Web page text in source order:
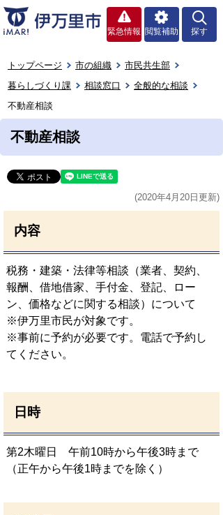
緊急情報 閲覧補助 探す
トップページ 市の組織
市民共生部
暮らしづくり課
相談窓口
全般的な相談
不動産相談
不動産相談
(2020年4月20日更新)
内容
税務・建築・法律等相談（業者、契約、
報酬、借地借家、手付金、登記、ロー
ン、価格などに関する相談）について
※伊万里市民が対象です。
※事前に予約が必要です。電話で予約し
てください。
日時
第2木曜日 午前10時から午後3時まで
（正午から午後1時までを除く）